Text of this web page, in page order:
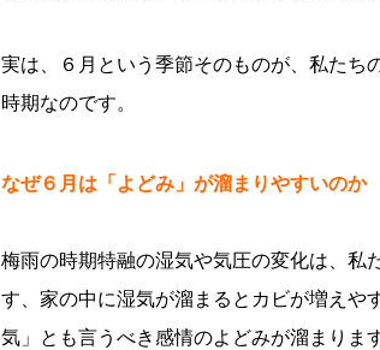
実は、６月という季節そのものが、私たち
時期なのです。
なぜ６月は「よどみ」が溜まりやすいのか
梅雨の時期特融の湿気や気圧の変化は、私
す、家の中に湿気が溜まるとカビが増えや
気」とも言うべき感情のよどみが溜まります